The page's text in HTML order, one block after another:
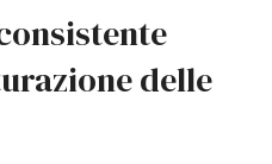
delle